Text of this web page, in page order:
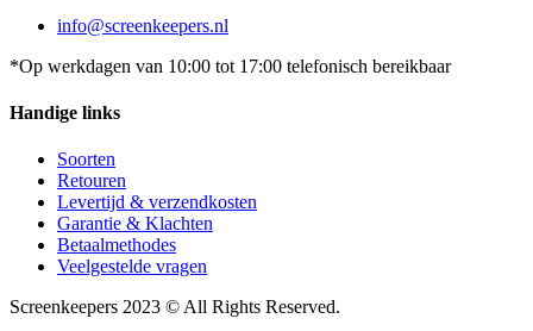
info@screenkeepers.nl
*Op werkdagen van 10:00 tot 17:00 telefonisch bereikbaar
Handige links
Soorten
Retouren
Levertijd & verzendkosten
Garantie & Klachten
Betaalmethodes
Veelgestelde vragen
Screenkeepers 2023 © All Rights Reserved.